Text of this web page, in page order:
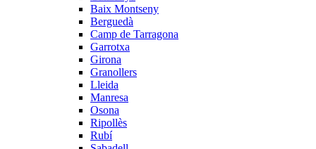
Baix Montseny
Berguedà
Camp de Tarragona
Garrotxa
Girona
Granollers
Lleida
Manresa
Osona
Ripollès
Rubí